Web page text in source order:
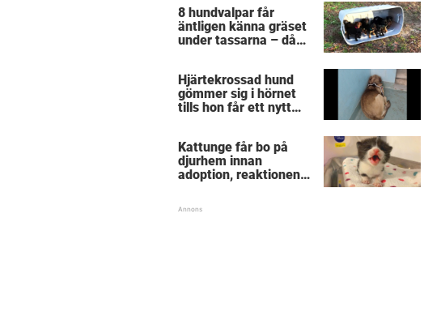
8 hundvalpar får
äntligen känna gräset
under tassarna – då
Hjärtekrossad hund
gömmer sig i hörnet
tills hon får ett nytt
Kattunge får bo på
djurhem innan
adoption, reaktionen
hjärtat